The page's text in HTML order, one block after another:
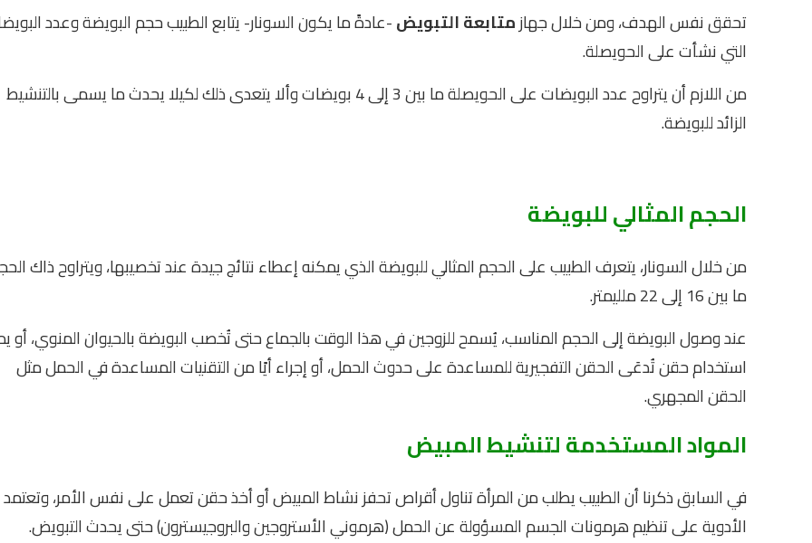
تحقق نفس الهدف، ومن خلال جهازمتابعة التبويض-عادةً ما يكون السونار- يتابع الطبيب حجم البويضة وعدد
التي نشأت على الحويصلة.
من اللازم أن يتراوح عدد البويضات على الحويصلة ما بين 3 إلى 4 بويضات وألا يتعدى ذلك لكيلا يحدث ما يسمى بالتنشيط
الزائد للبويضة.
الحجم المثالي للبويضة
من خلال السونار، يتعرف الطبيب على الحجم المثالي للبويضة الذي يمكنه إعطاء نتائج جيدة عند تخصيبها، ويتراوح ذاك
ما بين 16 إلى 22 ملليمتر.
عند وصول البويضة إلى الحجم المناسب، يُسمح للزوجين في هذا الوقت بالجماع حتى تُخصب البويضة بالحيوان المنوي، أو
استخدام حقن تُدعَى الحقن التفجيرية للمساعدة على حدوث الحمل، أو إجراء أيًا من التقنيات المساعدة في الحمل مثل
الحقن المجهري.
المواد المستخدمة لتنشيط المبيض
في السابق ذكرنا أن الطبيب يطلب من المرأة تناول أقراص تحفز نشاط المبيض أو أخذ حقن تعمل على نفس الأمر،
الأدوية على تنظيم هرمونات الجسم المسؤولة عن الحمل (هرموني الأستروجين والبروجيسترون) حتى يحدث التبويض.